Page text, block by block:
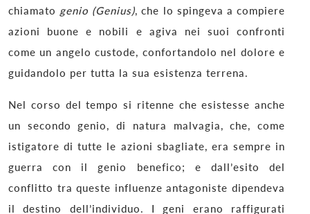
chiamato genio (Genius), che lo spingeva a compiere
azioni buone e nobili e agiva nei suoi confronti
come un angelo custode, confortandolo nel dolore e
guidandolo per tutta la sua esistenza terrena.
Nel corso del tempo si ritenne che esistesse anche
un secondo genio, di natura malvagia, che, come
istigatore di tutte le azioni sbagliate, era sempre in
guerra con il genio benefico; e dall’esito del
conflitto tra queste influenze antagoniste dipendeva
il destino dell’individuo. I geni erano raffigurati